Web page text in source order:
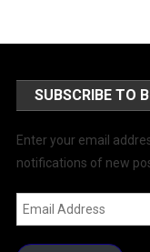
SUBSCRIBE TO
Enter your email
notifications of new
Email
Address